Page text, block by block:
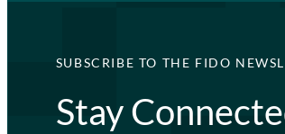
SUBSCRIBE TO THE FIDO
Stay